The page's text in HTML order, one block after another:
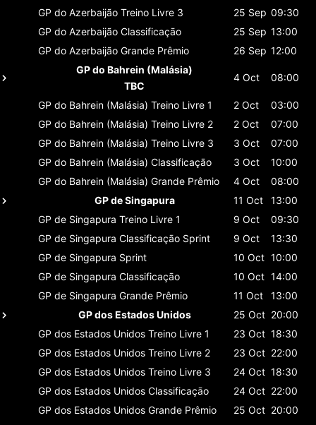
GP do Azerbaijão Treino Livre 3 25 Sep 09:30
GP do Azerbaijão Classificaçāo 25 Sep 13:00
GP do Azerbaijão Grande Prêmio 26 Sep 12:00
GP do Bahrein (Malásia)
TBC
4 Oct 08:00
GP do Bahrein (Malásia) Treino Livre 1 2 Oct
03:00
GP do Bahrein (Malásia) Treino Livre 2 2 Oct
07:00
GP do Bahrein (Malásia) Treino Livre 3 3 Oct
07:00
GP do Bahrein (Malásia) Classificaçāo 3 Oct
10:00
GP do Bahrein (Malásia) Grande Prêmio 4 Oct
08:00
GP de Singapura
11 Oct
13:00
GP de Singapura Treino Livre 1 9 Oct
09:30
GP de Singapura Classificaçāo Sprint 9 Oct
13:30
GP de Singapura Sprint 10 Oct 10:00
GP de Singapura Classificaçāo 10 Oct 14:00
GP de Singapura Grande Prêmio 11 Oct
13:00
GP dos Estados Unidos
25 Oct 20:00
GP dos Estados Unidos Treino Livre 1 23 Oct 18:30
GP dos Estados Unidos Treino Livre 2 23 Oct 22:00
GP dos Estados Unidos Treino Livre 3 24 Oct 18:30
GP dos Estados Unidos Classificaçāo 24 Oct 22:00
GP dos Estados Unidos Grande Prêmio 25 Oct 20:00